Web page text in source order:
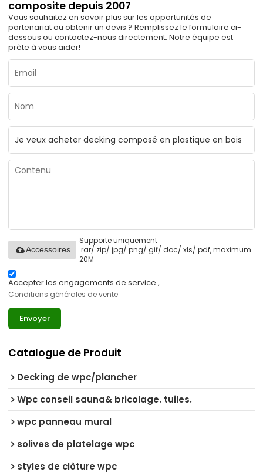
composite depuis 2007
Vous souhaitez en savoir plus sur les opportunités de
partenariat ou obtenir un devis ? Remplissez le formulaire ci-
dessous ou contactez-nous directement. Notre équipe est
prête à vous aider!
Supporte uniquement
.rar/.zip/.jpg/.png/.gif/.doc/.xls/.pdf, maximum
20M
Accessoires
Accepter les engagements de service.,
Conditions générales de vente
Envoyer
Catalogue de Produit
Decking de wpc/plancher
Wpc conseil sauna& bricolage. tuiles.
wpc panneau mural
solives de platelage wpc
styles de clôture wpc